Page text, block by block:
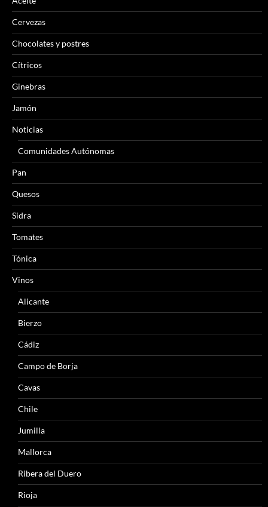
Cervezas
Chocolates y postres
Cítricos
Ginebras
Jamón
Noticias
Comunidades Autónomas
Pan
Quesos
Sidra
Tomates
Tónica
Vinos
Alicante
Bierzo
Cádiz
Campo de Borja
Cavas
Chile
Jumilla
Mallorca
Ribera del Duero
Rioja